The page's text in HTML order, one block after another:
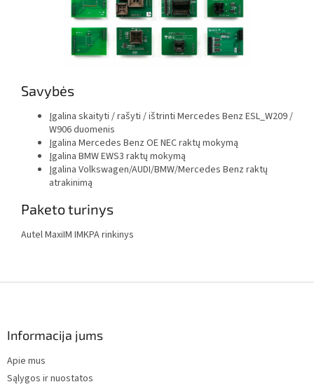
Savybės
Įgalina skaityti / rašyti / ištrinti Mercedes Benz ESL_W209 /
W906 duomenis
Įgalina Mercedes Benz OE NEC raktų mokymą
Įgalina BMW EWS3 raktų mokymą
Įgalina Volkswagen/AUDI/BMW/Mercedes Benz raktų
atrakinimą
Paketo turinys
Autel MaxiIM IMKPA rinkinys
Informacija jums
Apie mus
Sąlygos ir nuostatos